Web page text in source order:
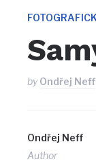
byOndřej Neff
Ondřej Neff
Author